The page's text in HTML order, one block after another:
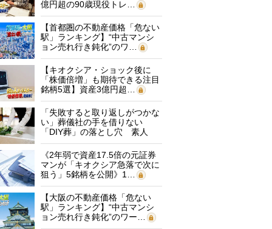
億円超の90歳現役トレ…
【首都圏の不動産価格「危ない
駅」ランキング】“中古マンシ
ョン売れ行き鈍化”のワ…
【キオクシア・ショック後に
「株価倍増」も期待できる注目
銘柄5選】資産3億円超…
「失敗すると取り返しがつかな
い」葬儀社の手を借りない
「DIY葬」の落とし穴 素人
に…
《2年弱で資産17.5倍の元証券
マンが「キオクシア急落で次に
狙う」5銘柄を公開》1…
【大阪の不動産価格「危ない
駅」ランキング】“中古マンシ
ョン売れ行き鈍化”のワー…